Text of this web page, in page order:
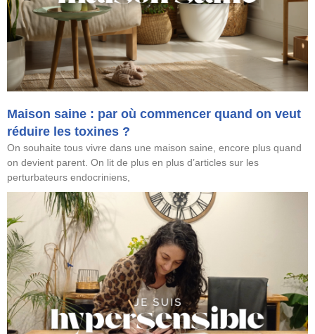
Maison saine : par où commencer quand on veut
réduire les toxines ?
On souhaite tous vivre dans une maison saine, encore plus quand
on devient parent. On lit de plus en plus d’articles sur les
perturbateurs endocriniens,